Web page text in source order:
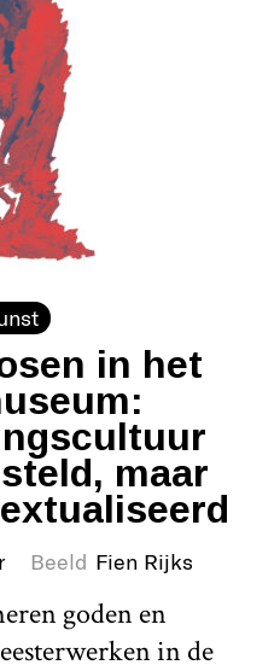
in het
maar
Beeld Fien Rijks
goden en
in de